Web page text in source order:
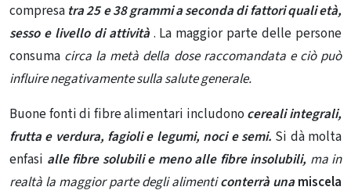
compresa tra25 e 38 grammi a seconda di fattori quali età,
sesso e livello di attività . La maggior parte delle persone
consuma circa la metà della dose raccomandata e ciò può
influire negativamente sulla salute generale.
Buone fonti di fibre alimentari includono cereali integrali,
frutta e verdura, fagioli e legumi, noci e semi. Si dà molta
enfasi alle fibre solubili e meno alle fibre insolubili, ma in
realtà la maggior parte degli alimenticonterrà una miscela